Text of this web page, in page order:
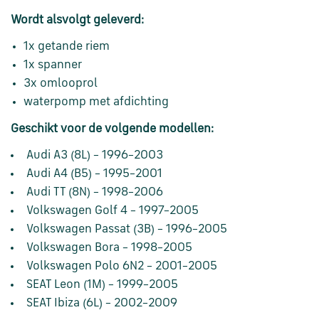
Wordt alsvolgt geleverd:
1x getande riem
1x spanner
3x omlooprol
waterpomp met afdichting
Geschikt voor de volgende modellen:
Audi A3 (8L) – 1996–2003
Audi A4 (B5) – 1995–2001
Audi TT (8N) – 1998–2006
Volkswagen Golf 4 – 1997–2005
Volkswagen Passat (3B) – 1996–2005
Volkswagen Bora – 1998–2005
Volkswagen Polo 6N2 – 2001–2005
SEAT Leon (1M) – 1999–2005
SEAT Ibiza (6L) – 2002–2009